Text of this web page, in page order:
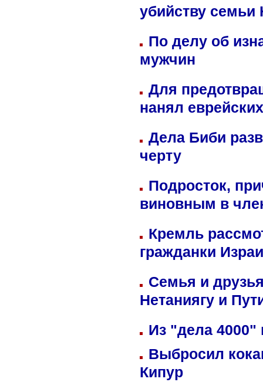
убийству семьи
По делу об
мужчин
Для
нанял
Дела Биби
черту
Подросток,
виновным в
Кремль
гражданки
Семья и
Нетаниягу и
Из "дела 4000"
Выбросил
Кипур